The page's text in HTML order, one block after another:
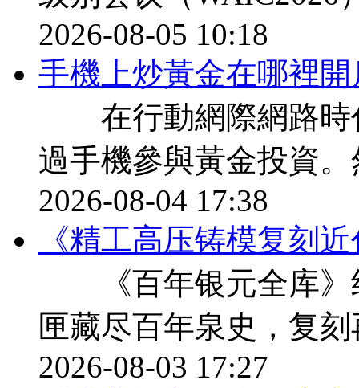
2026-08-05 10:18
手機上炒黃金在哪裡
在行動網際網路時
過手機參與黃金投資
2026-08-04 17:38
《精工高压铸模复刻
《百年银元全库
匣藏尽百年泉史，复
2026-08-03 17:27